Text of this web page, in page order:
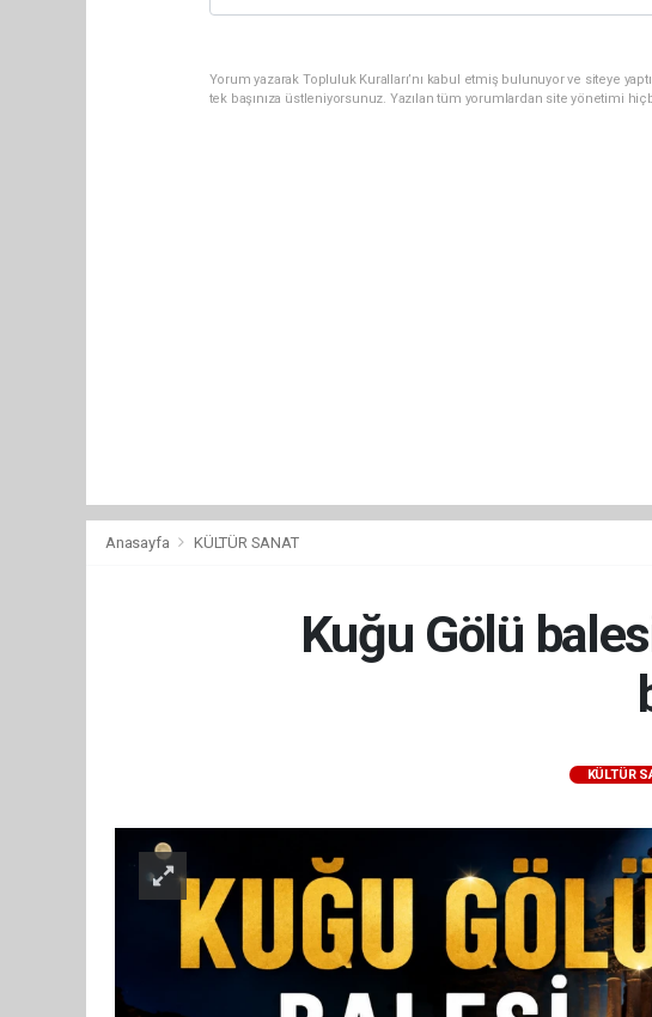
Yorum yazarak Topluluk Kuralları’nı kabul etmiş bulunuyor ve siteye
tek başınıza üstleniyorsunuz. Yazılan tüm yorumlardan site yönetimi
Anasayfa KÜLTÜR SANAT
Kuğu Gölü
KÜLTÜR